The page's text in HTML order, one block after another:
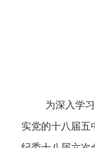
为深入学
实党的十八届五